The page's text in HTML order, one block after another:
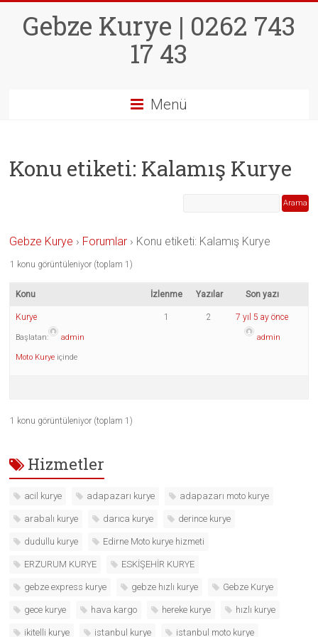
contentGebze Kurye | 0262 743
17 43
Menü
Konu etiketi: Kalamış Kurye
Gebze Kurye › Forumlar › Konu etiketi: Kalamış Kurye
1 konu görüntüleniyor (toplam 1)
Konu İzlenme Yazılar Son yazı
Kurye
Başlatan: admin
Moto Kurye içinde
1 2 7 yıl 5 ay önce
admin
1 konu görüntüleniyor (toplam 1)
Hizmetler
acil kurye adapazarı kurye adapazarı moto kurye
arabalı kurye darıca kurye derince kurye
dudullu kurye Edirne Moto kurye hizmeti
ERZURUM KURYE ESKİŞEHİR KURYE
gebze express kurye gebze hızlı kurye Gebze Kurye
gece kurye hava kargo hereke kurye hızlı kurye
ikitelli kurye istanbul kurye istanbul moto kurye